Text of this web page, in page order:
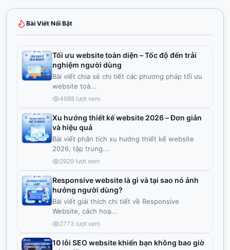
Bài Viết Nổi Bật
Tối ưu website toàn diện – Tốc độ đến trải
nghiệm người dùng
Bài viết chia sẻ chi tiết các phương pháp tối ưu
website toà...
4688 lượt xem
Xu hướng thiết kế website 2026 – Đơn giản
và hiệu quả
Bài viết phân tích xu hướng thiết kế website
2026, tập trung...
2929 lượt xem
Responsive website là gì và tại sao nó ảnh
hưởng người dùng?
Bài viết giải thích chi tiết về Responsive
Website, cách hoạ...
2773 lượt xem
10 lỗi SEO website khiến bạn không bao giờ